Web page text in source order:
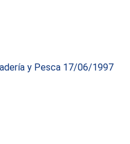
y Pesca 17/06/1997